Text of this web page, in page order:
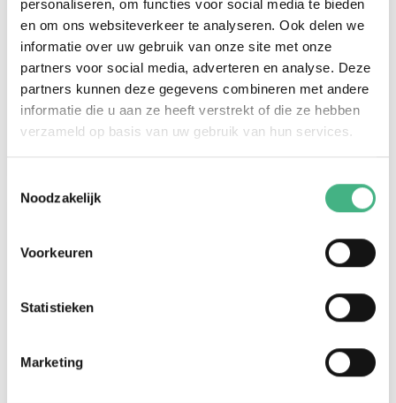
personaliseren, om functies voor social media te bieden
en om ons websiteverkeer te analyseren. Ook delen we
informatie over uw gebruik van onze site met onze
partners voor social media, adverteren en analyse. Deze
partners kunnen deze gegevens combineren met andere
informatie die u aan ze heeft verstrekt of die ze hebben
verzameld op basis van uw gebruik van hun services.
Noodzakelijk
Voorkeuren
Statistieken
Marketing
Obeida Kadri
obeida.kadri@minters.nl
06 24693456
Obeida is als jongerenwerker aanspreekpunt
voor de wijk Westwijk.